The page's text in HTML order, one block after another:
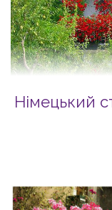
Німецький